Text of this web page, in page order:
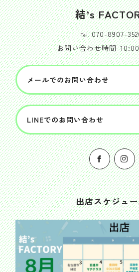
結’s
Tel. 070-8907-
お問い合わせ時間
メールでのお問い合わせ
LINEでのお問い合わせ
出店スケジュ